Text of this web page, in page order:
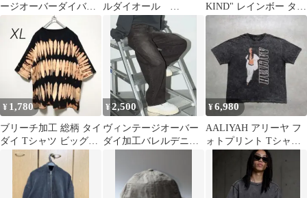
ージオーバーダイバレ
ルダイオール
Col.69 スプリンググ
リン 1個
KIND" レインボー タイ
ダイTシャツ 2XL
¥ 1,780
ブリーチ加工 総柄 タイ
ダイ Tシャツ ビッグシ
ルエット 黒 ベージュ
¥2,500
ヴィンテージオーバー
ダイ加工バレルデニム
¥6,980
AALIYAH アリーヤ フ
ォトプリント Tシャツ
フェード加工 ビッグサ